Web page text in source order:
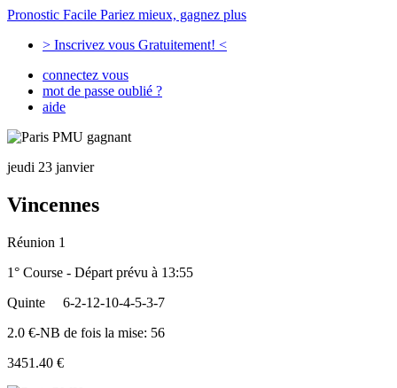
Pronostic Facile Pariez mieux, gagnez plus
> Inscrivez vous Gratuitement! <
connectez vous
mot de passe oublié ?
aide
jeudi 23 janvier
Vincennes
Réunion 1
1° Course - Départ prévu à 13:55
Quinte
6-2-12-10-4-5-3-7
2.0 €-NB de fois la mise: 56
3451.40 €